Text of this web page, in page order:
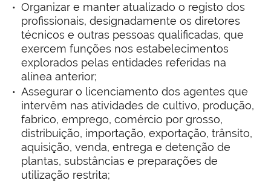
Organizar e manter atualizado o registo dos
profissionais, designadamente os diretores
técnicos e outras pessoas qualificadas, que
exercem funções nos estabelecimentos
explorados pelas entidades referidas na
alínea anterior;
Assegurar o licenciamento dos agentes que
intervêm nas atividades de cultivo, produção,
fabrico, emprego, comércio por grosso,
distribuição, importação, exportação, trânsito,
aquisição, venda, entrega e detenção de
plantas, substâncias e preparações de
utilização restrita;